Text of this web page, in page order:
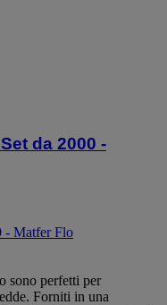
da 2000 -
- Matfer Flo
sono perfetti per
Forniti in una